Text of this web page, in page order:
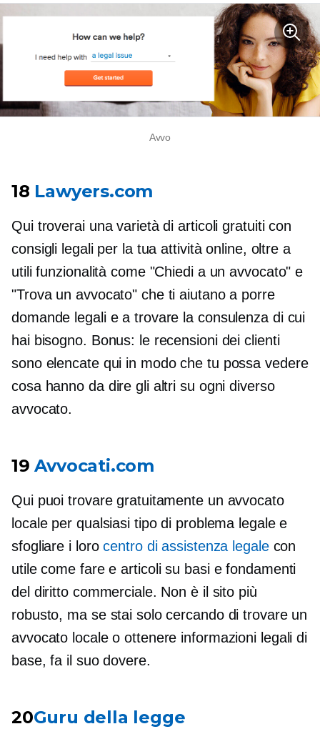
Avvo
18 Lawyers.com
Qui troverai una varietà di articoli gratuiti con
consigli legali per la tua attività online, oltre a
utili funzionalità come "Chiedi a un avvocato" e
"Trova un avvocato" che ti aiutano a porre
domande legali e a trovare la consulenza di cui
hai bisogno. Bonus: le recensioni dei clienti
sono elencate qui in modo che tu possa vedere
cosa hanno da dire gli altri su ogni diverso
avvocato.
19Avvocati.com
Qui puoi trovare gratuitamente un avvocato
locale per qualsiasi tipo di problema legale e
sfogliare i lorocentro di assistenza legalecon
utilecome faree articoli su basi e fondamenti
del diritto commerciale. Non è il sito più
robusto, ma se stai solo cercando di trovare un
avvocato locale o ottenere informazioni legali di
base, fa il suo dovere.
20Guru della legge